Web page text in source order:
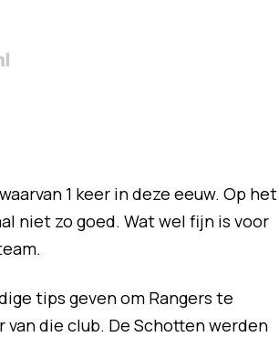
1 keer in deze eeuw. Op het
niet zo goed. Wat wel fijn is voor
tips geven om Rangers te
van die club. De Schotten werden